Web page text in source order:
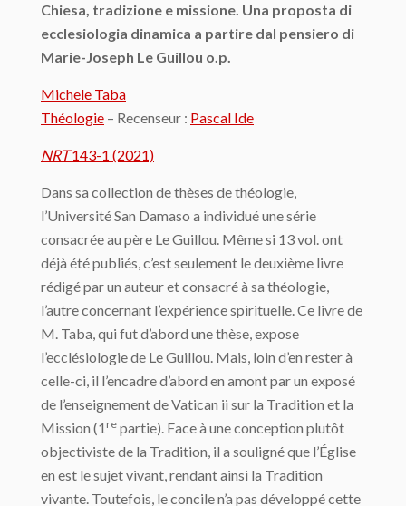
Chiesa, tradizione e missione. Una proposta di
ecclesiologia dinamica a partire dal pensiero di
Marie-Joseph Le Guillou o.p.
Michele Taba
Théologie – Recenseur : Pascal Ide
NRT143-1 (2021)
Dans sa collection de thèses de théologie,
l’Université San Damaso a individué une série
consacrée au père Le Guillou. Même si 13 vol. ont
déjà été publiés, c’est seulement le deuxième livre
rédigé par un auteur et consacré à sa théologie,
l’autre concernant l’expérience spirituelle. Ce livre de
M. Taba, qui fut d’abord une thèse, expose
l’ecclésiologie de Le Guillou. Mais, loin d’en rester à
celle-ci, il l’encadre d’abord en amont par un exposé
de l’enseignement de Vatican ii sur la Tradition et la
Mission (1 re partie). Face à une conception plutôt
objectiviste de la Tradition, il a souligné que l’Église
en est le sujet vivant, rendant ainsi la Tradition
vivante. Toutefois, le concile n’a pas développé cette